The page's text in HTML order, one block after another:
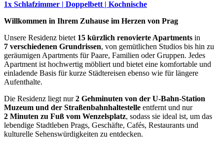
1x Schlafzimmer | Doppelbett | Kochnische
Willkommen in Ihrem Zuhause im Herzen von Prag
Unsere Residenz bietet 15 kürzlich renovierte Apartments in
7 verschiedenen Grundrissen, von gemütlichen Studios bis hin zu
geräumigen Apartments für Paare, Familien oder Gruppen. Jedes
Apartment ist hochwertig möbliert und bietet eine komfortable und
einladende Basis für kurze Städtereisen ebenso wie für längere
Aufenthalte.
Die Residenz liegt nur2 Gehminuten von der U-Bahn-Station
Muzeum und der Straßenbahnhal­testelle entfernt und nur
2 Minuten zu Fuß vom Wenzelsplatz, sodass sie ideal ist, um das
lebendige Stadtleben Prags, Geschäfte, Cafés, Restaurants und
kulturelle Sehenswürdigkeiten zu entdecken.